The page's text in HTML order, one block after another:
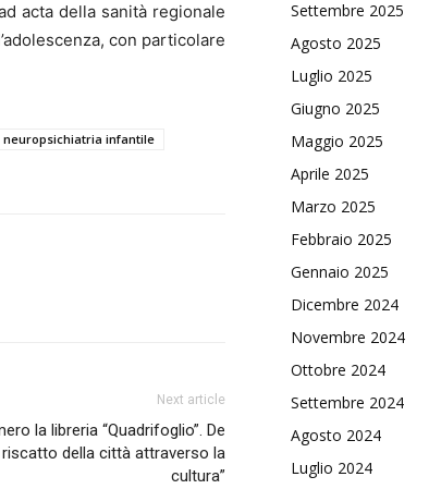
acta della sanità regionale
con particolare
neuropsichiatria infantile
Next article
la libreria “Quadrifoglio”. De
riscatto della città attraverso la
cultura”
Settembre 2025
Agosto 2025
Luglio 2025
Giugno 2025
Maggio 2025
Aprile 2025
Marzo 2025
Febbraio 2025
Gennaio 2025
Dicembre 2024
Novembre 2024
Ottobre 2024
Settembre 2024
Agosto 2024
Luglio 2024